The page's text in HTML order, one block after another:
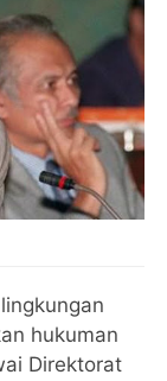
hukuman
Direktorat